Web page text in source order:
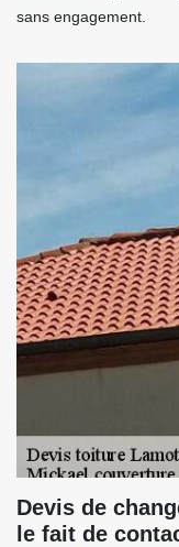
sans engagement.
Devis de
le fait de